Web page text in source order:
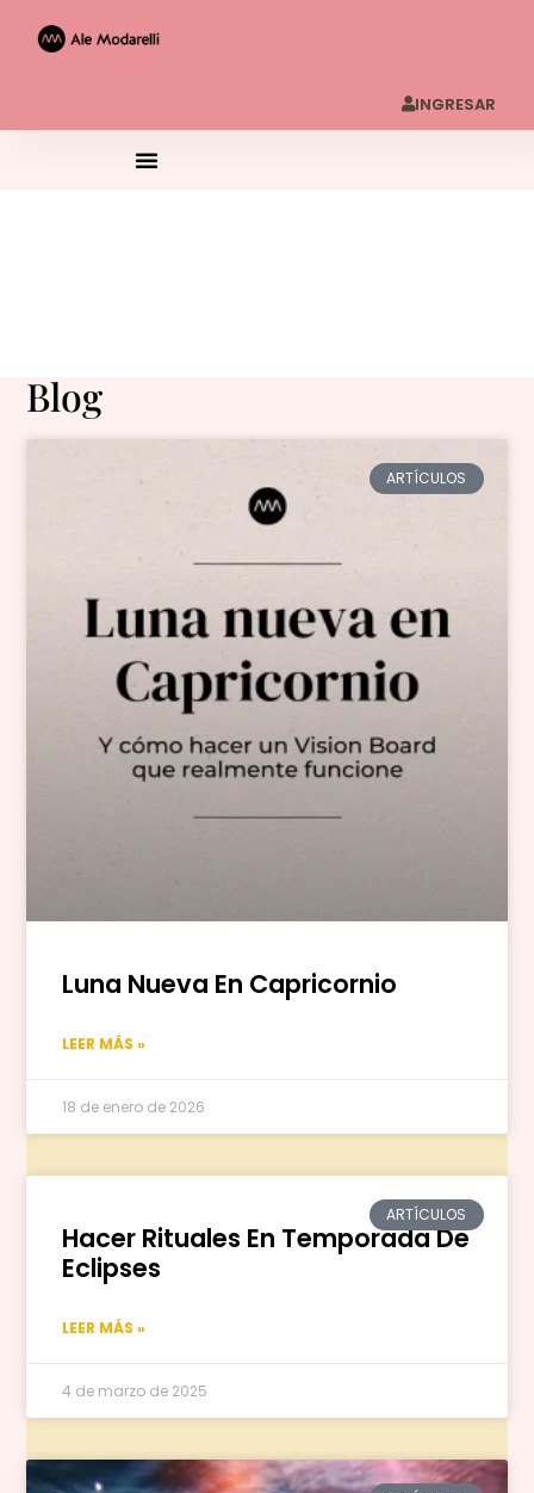
INGRESAR
Blog
ARTÍCULOS
Luna Nueva En Capricornio
LEER MÁS »
18 de enero de 2026
ARTÍCULOS
Hacer Rituales En Temporada De
Eclipses
LEER MÁS »
4 de marzo de 2025